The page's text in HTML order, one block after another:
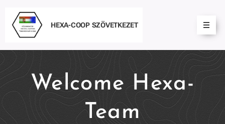
HEXA-COOP SZÖVETKEZET
Welcome Hexa-
Team